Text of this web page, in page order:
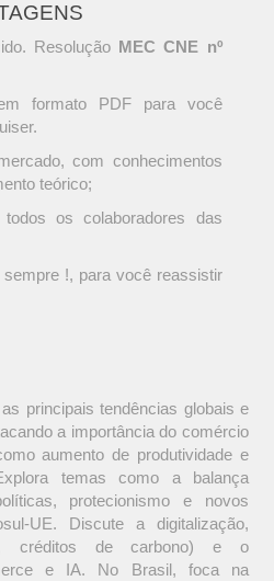
Resolução MEC CNE nº
formato PDF para você
com conhecimentos
teórico;
os colaboradores das
sempre !, para você reassistir
principais tendências globais e
a importância do comércio
aumento de produtividade e
temas como a balança
protecionismo e novos
UE. Discute a digitalização,
créditos de carbono) e o
e IA. No Brasil, foca na